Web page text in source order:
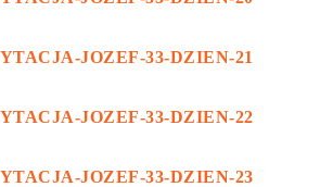
JOZEF-33-DZIEN-21
JOZEF-33-DZIEN-22
JOZEF-33-DZIEN-23